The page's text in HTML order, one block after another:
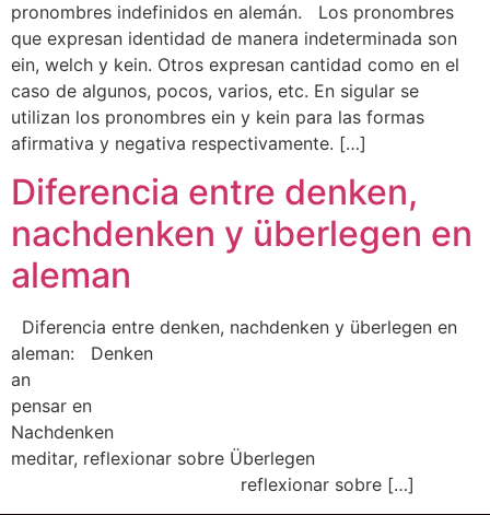
pronombres indefinidos en alemán. Los pronombres
que expresan identidad de manera indeterminada son
ein, welch y kein. Otros expresan cantidad como en el
caso de algunos, pocos, varios, etc. En sigular se
utilizan los pronombres ein y kein para las formas
afirmativa y negativa respectivamente. […]
Diferencia entre denken,
nachdenken y überlegen en
aleman
Diferencia entre denken, nachdenken y überlegen en
aleman: Denken
an
pensar en
Nachdenken
meditar, reflexionar sobre Überlegen
reflexionar sobre […]